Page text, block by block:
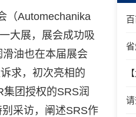
（Automechanika
大展，展会成功吸
滑油也在本届展会
求，初次亮相的
集团授权的SRS润
采访，阐述SRS作